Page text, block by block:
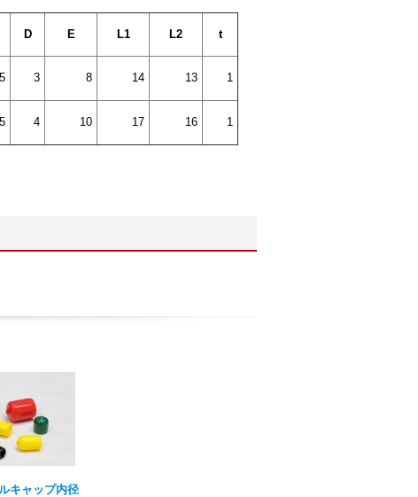
D E L1 L2 t
3 8 14 13 1
4 10 17 16 1
キャップ内径